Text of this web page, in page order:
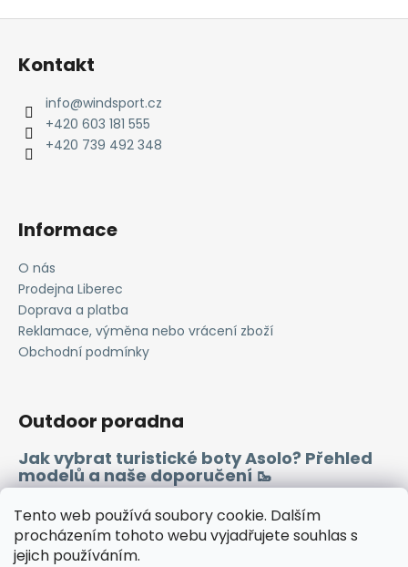
Tento web používá soubory cookie. Dalším
procházením tohoto webu vyjadřujete souhlas s
jejich používáním.
Z
Kontakt
info@windsport.cz
+420 603 181 555
+420 739 492 348
Informace
O nás
Prodejna Liberec
Doprava a platba
Reklamace, výměna nebo vrácení zboží
Obchodní podmínky
Outdoor poradna
Jak vybrat turistické boty Asolo? Přehled
modelů a naše doporučení 🥾